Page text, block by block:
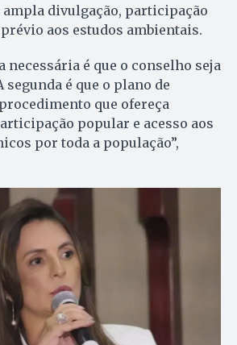
ampla divulgação, participação
aos estudos ambientais.
necessária é que o conselho seja
é que o plano de
que ofereça
popular e acesso aos
por toda a população”,